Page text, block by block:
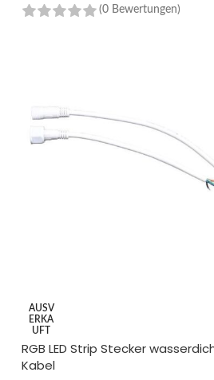
(0 Bewertungen)
AUSV
ERKA
UFT
RGB LED Strip Stecker
Kabel